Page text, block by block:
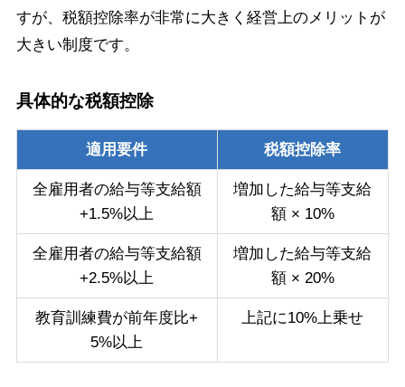
すが、税額控除率が非常に大きく経営上のメリットが
大きい制度です。
具体的な税額控除
適用要件 税額控除率
全雇用者の給与等支給額
+1.5%以上
増加した給与等支給
額 × 10%
全雇用者の給与等支給額
+2.5%以上
増加した給与等支給
額 × 20%
教育訓練費が前年度比+
5%以上
上記に10%上乗せ